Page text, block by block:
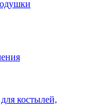
костылей,